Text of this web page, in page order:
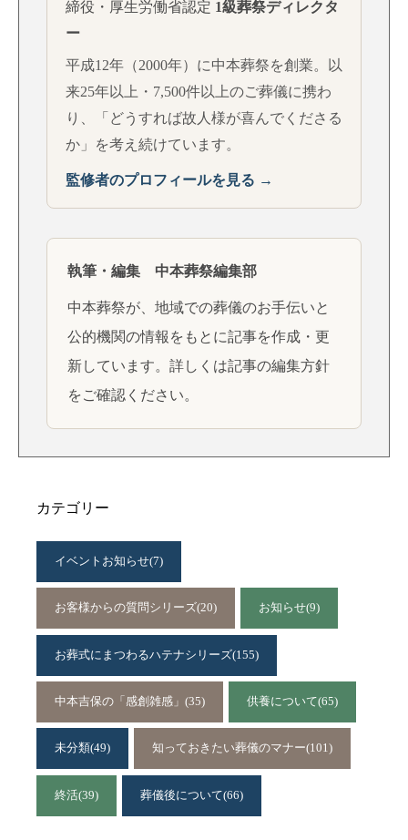
締役・厚生労働省認定 1級葬祭ディレクタ
ー
平成12年（2000年）に中本葬祭を創業。以
来25年以上・7,500件以上のご葬儀に携わ
り、「どうすれば故人様が喜んでくださる
か」を考え続けています。
監修者のプロフィールを見る →
執筆・編集 中本葬祭編集部
中本葬祭が、地域での葬儀のお手伝いと
公的機関の情報をもとに記事を作成・更
新しています。詳しくは記事の編集方針
をご確認ください。
カテゴリー
イベントお知らせ(7)
お客様からの質問シリーズ(20) お知らせ(9)
お葬式にまつわるハテナシリーズ(155)
中本吉保の「感創雑感」 (35) 供養について(65)
未分類(49) 知っておきたい葬儀のマナー(101)
終活(39) 葬儀後について(66)